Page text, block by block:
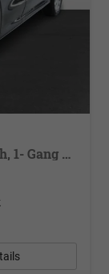
Style lang 210 kW BEV vollelektrisch, 1- Gang Automatik, Heckantrieb,8 Sitze, Klimaautomatik 3 Zonen, Navigationssystem, Fahrerassistenzpaket Plus, Langer Radstand